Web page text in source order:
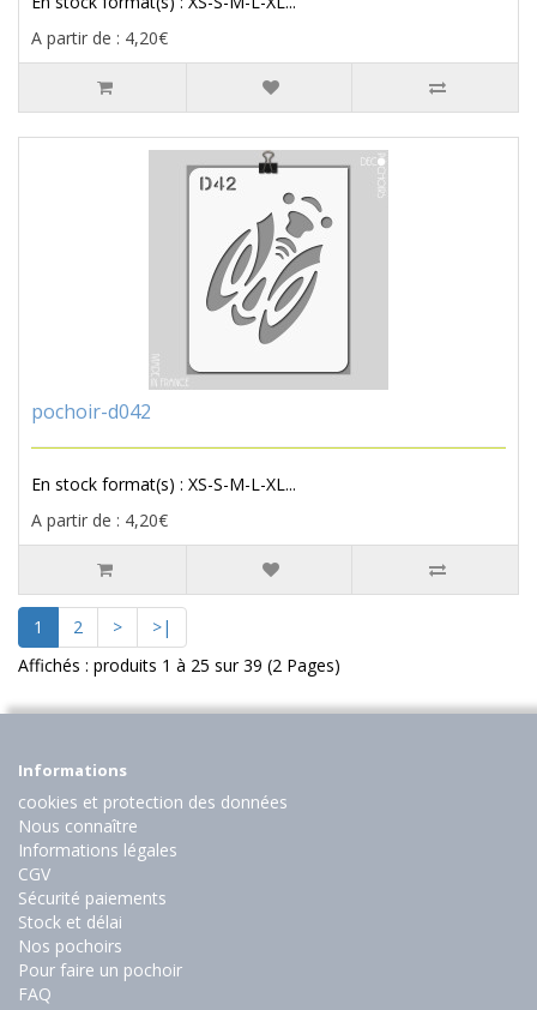
A partir de : 4,20€
pochoir-d042
En stock format(s) : XS-S-M-L-XL...
A partir de : 4,20€
1 2 >
>|
Affichés : produits 1 à 25 sur 39 (2 Pages)
Informations
cookies et protection des données
Nous connaître
Informations légales
CGV
Sécurité paiements
Stock et délai
Nos pochoirs
Pour faire un pochoir
FAQ